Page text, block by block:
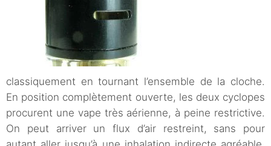
classiquement en tournant l’ensemble de la cloche.
En position complètement ouverte, les deux cyclopes
procurent une vape très aérienne, à peine restrictive.
On peut arriver un flux d’air restreint, sans pour